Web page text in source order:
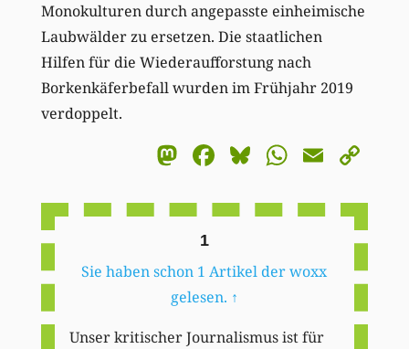
Monokulturen durch angepasste einheimische
Laubwälder zu ersetzen. Die staatlichen
Hilfen für die Wiederaufforstung nach
Borkenkäferbefall wurden im Frühjahr 2019
verdoppelt.
Mastodon
Facebook
BlueskyEmail
1
Sie haben schon 1 Artikel der woxx
gelesen. ↑
Unser kritischer Journalismus ist für